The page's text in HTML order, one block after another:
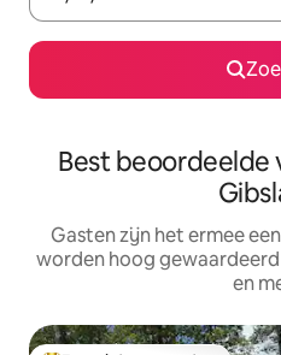
Best beoordeelde
Gasten zijn het ermee
worden hoog
en